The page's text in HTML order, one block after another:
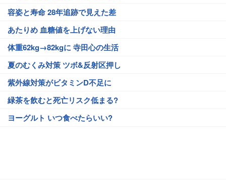
容姿と寿命 28年追跡で見えた差
あたりめ 血糖値を上げない理由
体重62kg→82kgに 寺田心の生活
夏のむくみ対策 ツボ&反射区押し
紫外線対策がビタミンD不足に
緑茶を飲むと死亡リスク低まる?
ヨーグルト いつ食べたらいい?